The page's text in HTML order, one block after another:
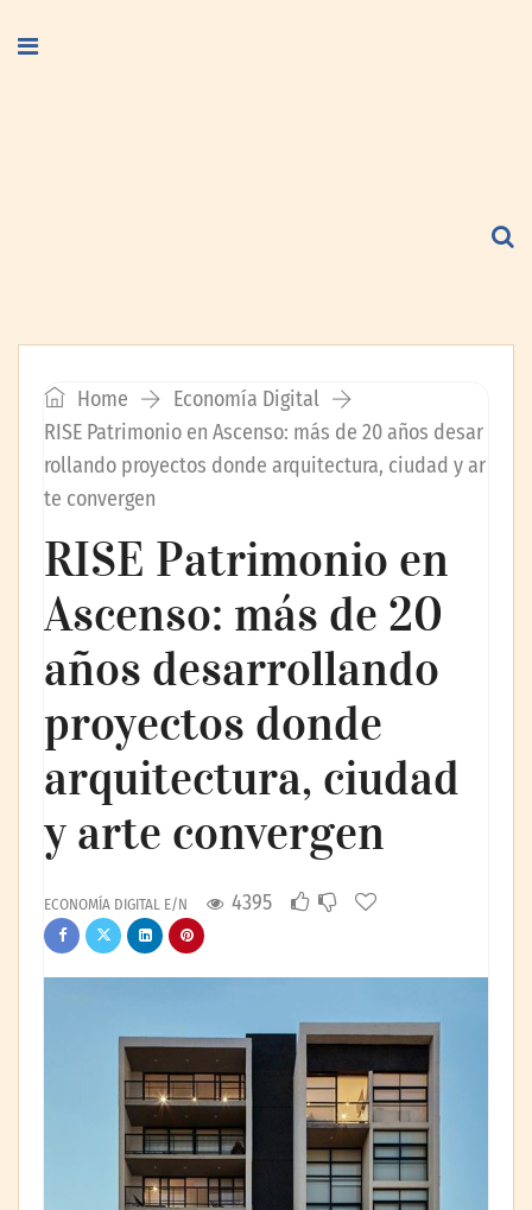
Home
Economía Digital
RISE Patrimonio en Ascenso: más de 20 años desar
rollando proyectos donde arquitectura, ciudad y ar
te convergen
RISE Patrimonio en
Ascenso: más de 20
años desarrollando
proyectos donde
arquitectura, ciudad
y arte convergen
ECONOMÍA DIGITAL E/N 4395